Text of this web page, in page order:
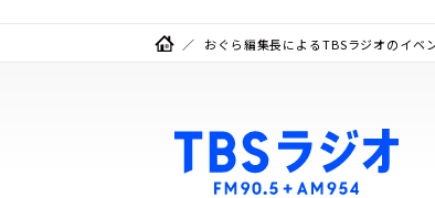
おぐら編集長によるTBSラジオのイベ